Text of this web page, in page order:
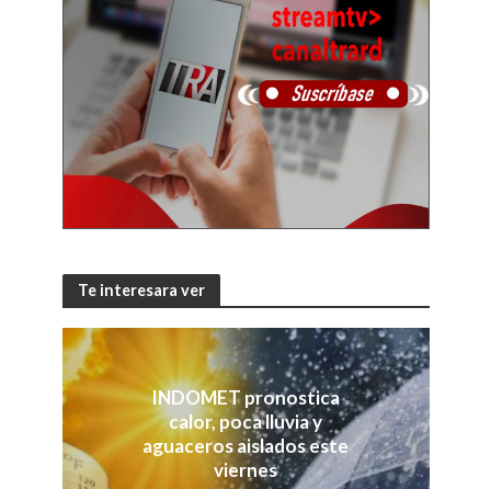
Te interesara ver
INDOMET pronostica
calor, poca lluvia y
aguaceros aislados este
viernes